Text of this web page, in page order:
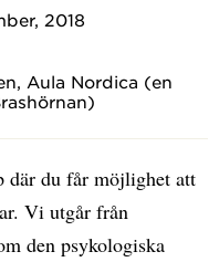
2018
Aula Nordica (en
där du får möjlighet att
Vi utgår från
den psykologiska